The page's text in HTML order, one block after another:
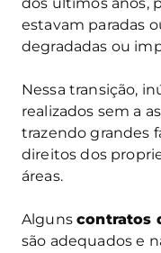
dos últimos anos,
estavam paradas
degradadas ou
Nessa transição,
realizados sem a
trazendo grandes
direitos dos
áreas.
Algunscontratos
são adequados e